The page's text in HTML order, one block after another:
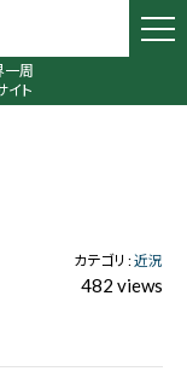
周
イト
カテゴリ :近況
482 views